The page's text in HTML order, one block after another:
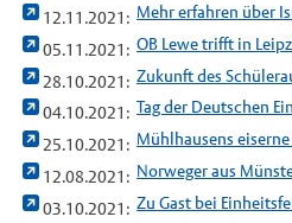
12.11.2021: Mehr erfahren über
05.11.2021:
28.10.2021:
04.10.2021:
25.10.2021: Mühlhausens
12.08.2021:
03.10.2021: Zu Gast bei